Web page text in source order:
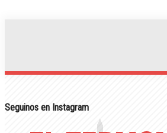
Seguinos en Instagram